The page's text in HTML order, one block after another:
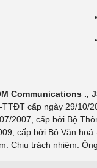
Communications .,
cấp ngày 29/10/
2007, cấp bởi Bộ
cấp bởi Bộ Văn hoá
Chịu trách nhiệm: